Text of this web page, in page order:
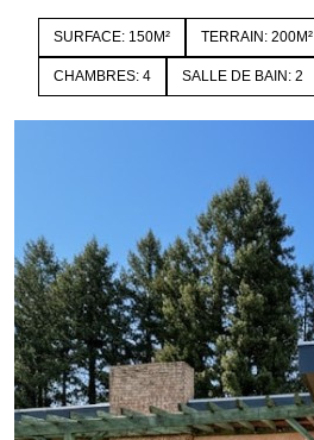
SURFACE: 150M² TERRAIN: 200M²
CHAMBRES: 4 SALLE DE BAIN: 2